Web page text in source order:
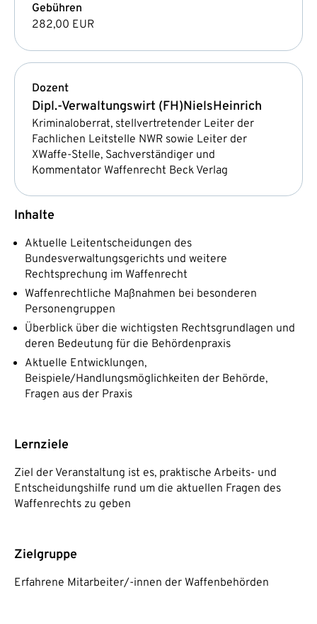
Gebühren
282,00 EUR
Dozent
Dipl.-Verwaltungswirt (FH)NielsHeinrich
Kriminaloberrat, stellvertretender Leiter der
Fachlichen Leitstelle NWR sowie Leiter der
XWaffe-Stelle, Sachverständiger und
Kommentator Waffenrecht Beck Verlag
Inhalte
Aktuelle Leitentscheidungen des
Bundesverwaltungsgerichts und weitere
Rechtsprechung im Waffenrecht
Waffenrechtliche Maßnahmen bei besonderen
Personengruppen
Überblick über die wichtigsten Rechtsgrundlagen und
deren Bedeutung für die Behördenpraxis
Aktuelle Entwicklungen,
Beispiele/Handlungsmöglichkeiten der Behörde,
Fragen aus der Praxis
Lernziele
Ziel der Veranstaltung ist es, praktische Arbeits- und
Entscheidungshilfe rund um die aktuellen Fragen des
Waffenrechts zu geben
Zielgruppe
Erfahrene Mitarbeiter/-innen der Waffenbehörden